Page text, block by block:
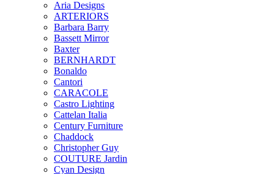
Aria Designs
ARTERIORS
Barbara Barry
Bassett Mirror
Baxter
BERNHARDT
Bonaldo
Cantori
CARACOLE
Castro Lighting
Cattelan Italia
Century Furniture
Chaddock
Christopher Guy
COUTURE Jardin
Cyan Design